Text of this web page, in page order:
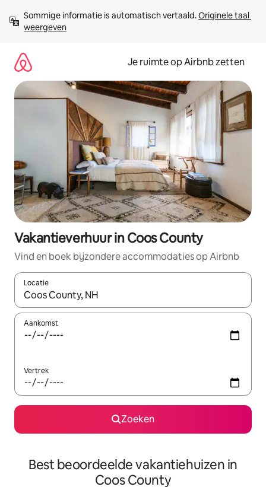
direct
naar
Sommige informatie is automatisch vertaald. Originele taal
weergeven
Je ruimte op Airbnb zetten
Vakantieverhuur in Coos County
Vind en boek bijzondere accommodaties op Airbnb
Locatie
Wanneer er suggesties beschikbaar zijn, maak je een keuze
Aankomst
Vertrek
Zoeken
Best beoordeelde vakantiehuizen in
Coos County